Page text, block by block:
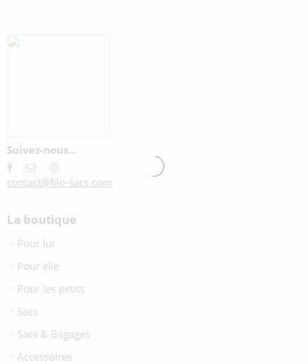
Suivez-nous...
contact@filo-sacs.com
La boutique
Pour lui
Pour elle
Pour les petits
Sacs
Sacs & Bagages
Accessoires